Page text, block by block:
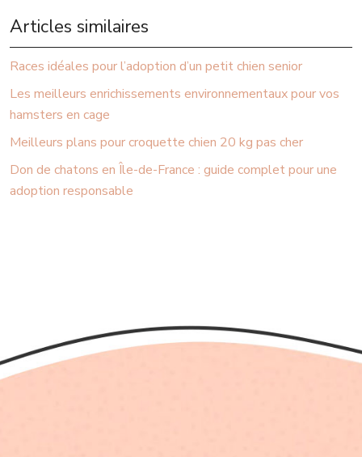
Articles similaires
Races idéales pour l’adoption d’un petit chien senior
Les meilleurs enrichissements environnementaux pour vos
hamsters en cage
Meilleurs plans pour croquette chien 20 kg pas cher
Don de chatons en Île-de-France : guide complet pour une
adoption responsable